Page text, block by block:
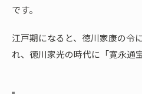
です。
江戸期になると、徳川家康の令
れ、徳川家光の時代に「寛永通